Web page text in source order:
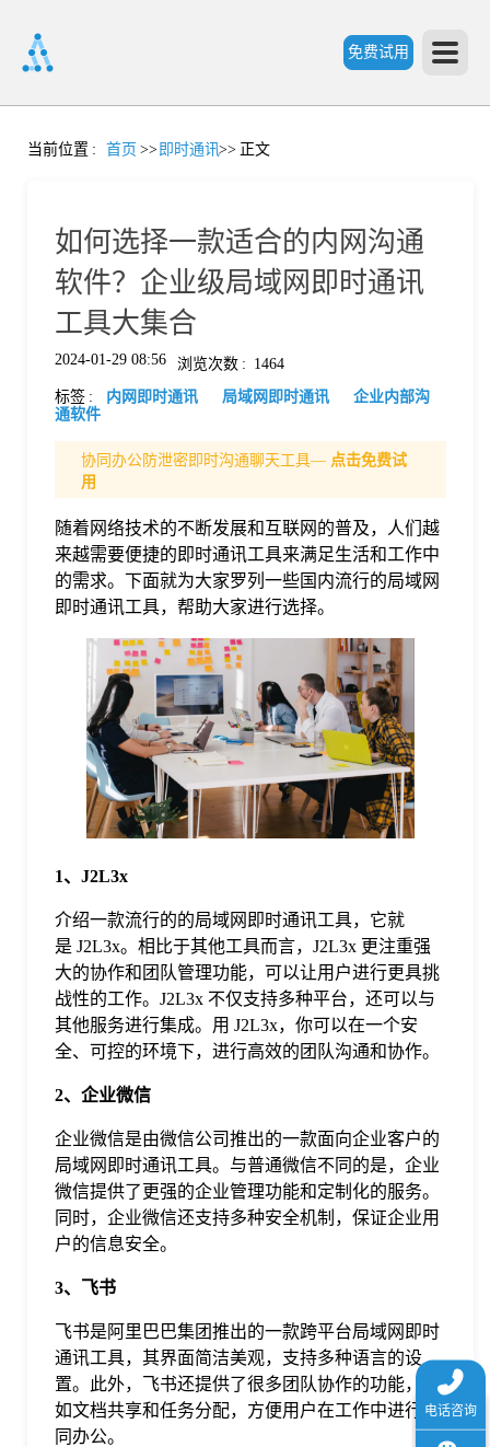
免费试用
首
价
格
当前位置 : 首页 >> 即时通讯>> 正文
如何选择一款适合的内网沟通
软件？企业级局域网即时通讯
工具大集合
2024-01-29 08:56 浏览次数 : 1464
标签 : 内网即时通讯 局域网即时通讯
企业内部沟
通软件
协同办公防泄密即时沟通聊天工具— 点击免费试
用
随着网络技术的不断发展和互联网的普及，人们越
来越需要便捷的即时通讯工具来满足生活和工作中
的需求。下面就为大家罗列一些国内流行的局域网
即时通讯工具，帮助大家进行选择。
1、J2L3x
介绍一款流行的的局域网即时通讯工具，它就
是 J2L3x。相比于其他工具而言，J2L3x 更注重强
大的协作和团队管理功能，可以让用户进行更具挑
战性的工作。J2L3x 不仅支持多种平台，还可以与
其他服务进行集成。用 J2L3x，你可以在一个安
全、可控的环境下，进行高效的团队沟通和协作。
2、企业微信
企业微信是由微信公司推出的一款面向企业客户的
局域网即时通讯工具。与普通微信不同的是，企业
微信提供了更强的企业管理功能和定制化的服务。
同时，企业微信还支持多种安全机制，保证企业用
户的信息安全。
3、飞书
飞书是阿里巴巴集团推出的一款跨平台局域网即时
通讯工具，其界面简洁美观，支持多种语言的设
置。此外，飞书还提供了很多团队协作的功能，比
如文档共享和任务分配，方便用户在工作中进行协
同办公。